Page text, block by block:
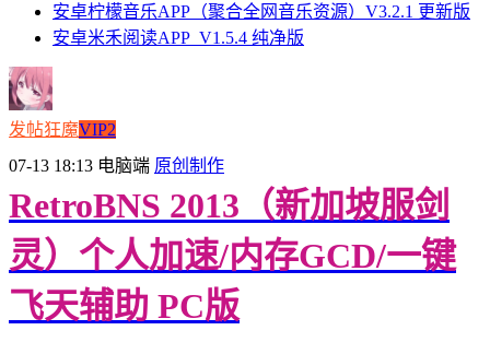
安卓柠檬音乐APP（聚合全网音乐资源）V3.2.1 更新版
安卓米禾阅读APP_V1.5.4 纯净版
发帖狂魔VIP2
07-13 18:13 电脑端 原创制作
RetroBNS 2013（新加坡服剑
灵）个人加速/内存GCD/一键
飞天辅助 PC版